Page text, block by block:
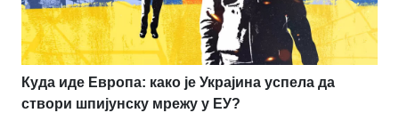
Куда иде Европа: како је Украјина успела да
створи шпијунску мрежу у ЕУ?